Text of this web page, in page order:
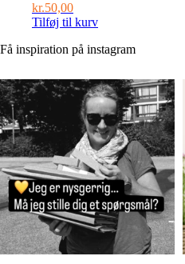
kr.50,00
Tilføj til kurv
Få inspiration på instagram